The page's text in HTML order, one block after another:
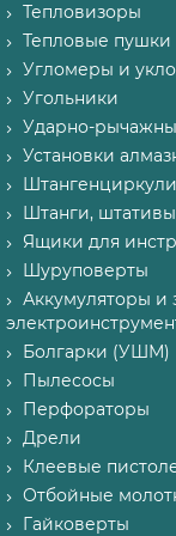
Тепловизоры
Тепловые пушки
Угломеры и
Угольники
Ударно-
Установки
Штангенциркули
Штанги,
Ящики для
Шуруповерты
Аккумуляторы и
Болгарки (УШМ)
Пылесосы
Перфораторы
Дрели
Клеевые
Отбойные
Гайковерты